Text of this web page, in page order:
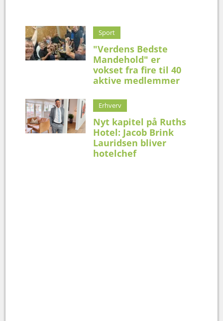
Sport
"Verdens Bedste
Mandehold" er
vokset fra fire til 40
aktive medlemmer
Erhverv
Nyt kapitel på Ruths
Hotel: Jacob Brink
Lauridsen bliver
hotelchef